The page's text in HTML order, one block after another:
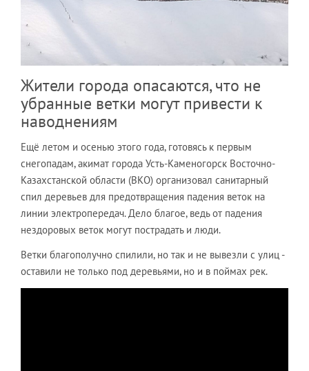
Жители города опасаются, что не
убранные ветки могут привести к
наводнениям
Ещё летом и осенью этого года, готовясь к первым
снегопадам, акимат города Усть-Каменогорск Восточно-
Казахстанской области (ВКО) организовал санитарный
спил деревьев для предотвращения падения веток на
линии электропередач. Дело благое, ведь от падения
нездоровых веток могут пострадать и люди.
Ветки благополучно спилили, но так и не вывезли с улиц -
оставили не только под деревьями, но и в поймах рек.